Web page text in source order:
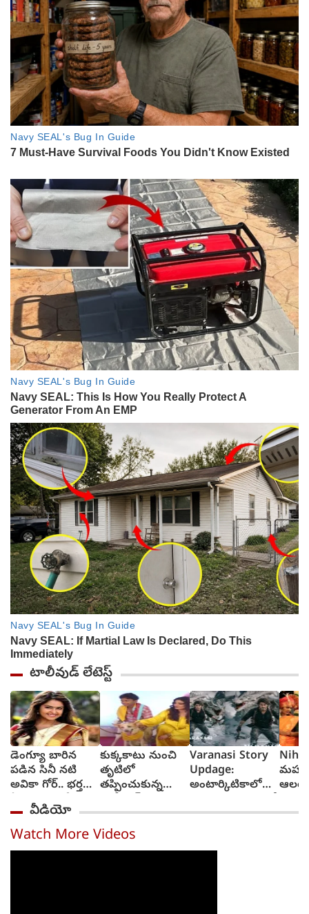
టాలీవుడ్ లేటెస్ట్
డెంగ్యూ బారిన
పడిన సినీ నటి
అవికా గోర్.. భర్త
ఏమన్నారంటే?
(video)
కుక్కకాటు నుంచి
తృటిలో
తప్పించుకున్న
రవీనా టాండన్‌?
(video)
Varanasi Story
Updage:
అంటార్కిటికాలో
వారణాసి నుంచి
వీడియో
Watch More Videos